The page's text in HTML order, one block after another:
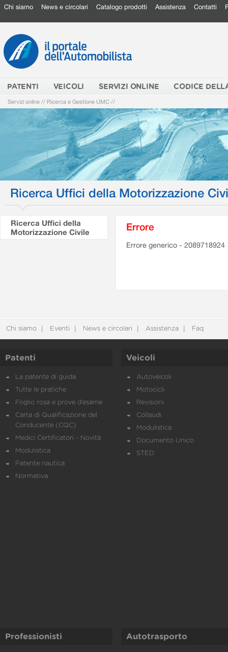
Chi siamo News e circolari Catalogo prodotti Assistenza Contatti
PATENTI VEICOLI SERVIZI ONLINE CODICE
Servizi online // Ricerca e Gestione UMC //
Ricerca Uffici della Motorizzazione
Ricerca Uffici della
Motorizzazione Civile
Errore
Errore generico - 2089718924
Chi siamo Eventi News e circolari Assistenza Faq
Patenti
La patente di guida
Tutte le pratiche
Foglio rosa e prove d’esame
Carta di Qualificazione del
Conducente (CQC)
Medici Certificatori - Novità
Modulistica
Patente nautica
Normativa
Veicoli
Autoveicoli
Motocicli
Revisioni
Collaudi
Modulistica
Documento Unico
STED
Professionisti Autotrasporto